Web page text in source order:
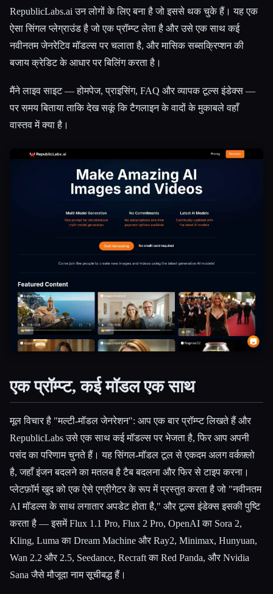
Esc
RepublicLabs.ai उन लोगों के लिए बना है जो इससे थक चुके हैं। यह एक
ऐसा सिंगल प्लेग्राउंड है जो एक प्रॉम्प्ट लेता है और उसे एक साथ कई
नवीनतम जेनरेटिव मॉडल्स पर चलाता है, और मासिक सब्सक्रिप्शन की
बजाय क्रेडिट के आधार पर बिलिंग करता है।
मैंने लाइव साइट — होमपेज, प्राइसिंग, FAQ और व्यापक टूल्स इंडेक्स —
पर समय बिताया ताकि देख सकूं कि टैगलाइन के वादों के मुकाबले वहाँ
वास्तव में क्या है।
एक प्रॉम्प्ट, कई मॉडल एक साथ
मूल विचार है "मल्टी-मॉडल जेनरेशन": आप एक बार प्रॉम्प्ट लिखते हैं और
RepublicLabs उसे एक साथ कई मॉडल्स पर भेजता है, फिर आप अपनी
पसंद का परिणाम चुनते हैं। यह सिंगल-मॉडल टूल से एकदम अलग वर्कफ़्लो
है, जहाँ इंजन बदलने का मतलब है टैब बदलना और फिर से टाइप करना।
प्लेटफ़ॉर्म खुद को एक ऐसे एग्रीगेटर के रूप में प्रस्तुत करता है जो "नवीनतम
AI मॉडल्स के साथ लगातार अपडेट होता है," और टूल्स इंडेक्स इसकी पुष्टि
करता है — इसमें Flux 1.1 Pro, Flux 2 Pro, OpenAI का Sora 2,
Kling, Luma का Dream Machine और Ray2, Minimax, Hunyuan,
Wan 2.2 और 2.5, Seedance, Recraft का Red Panda, और Nvidia
Sana जैसे मौजूदा नाम सूचीबद्ध हैं।